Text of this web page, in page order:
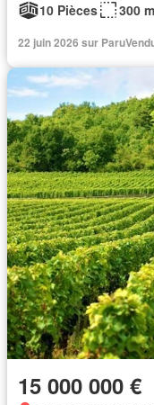
10 Pièces
300
22 juin 2026 sur
15 000 000 €